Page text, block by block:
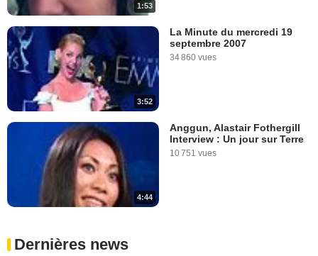
1:53
3:52
La Minute du mercredi 19
septembre 2007
34 860 vues
4:44
Anggun, Alastair Fothergill
Interview : Un jour sur Terre
10 751 vues
Dernières news